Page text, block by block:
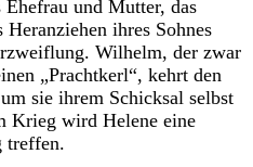
und Mutter, das
ihres Sohnes
Wilhelm, der zwar
„Prachtkerl“, kehrt den
sie ihrem Schicksal selbst
Krieg wird Helene eine
treffen.